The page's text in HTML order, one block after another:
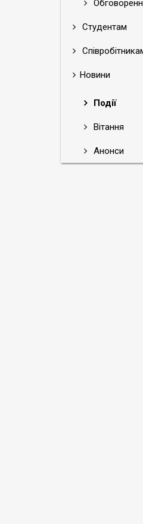
Студентам
Новини
Події
Вітання
Анонси